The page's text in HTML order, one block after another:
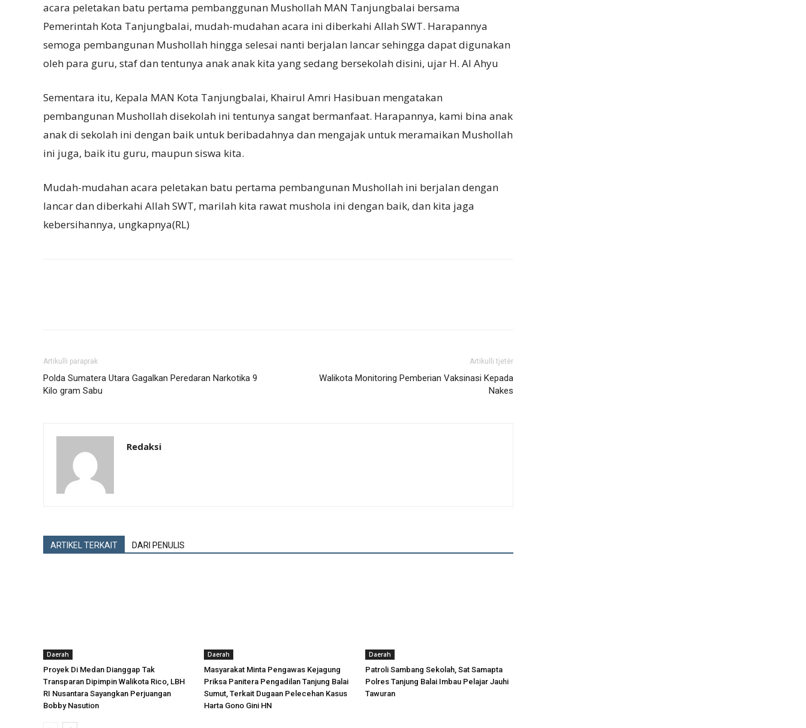
acara peletakan batu pertama pembanggunan Mushollah MAN Tanjungbalai bersama
Pemerintah Kota Tanjungbalai, mudah-mudahan acara ini diberkahi Allah SWT. Harapannya
semoga pembangunan Mushollah hingga selesai nanti berjalan lancar sehingga dapat digunakan
oleh para guru, staf dan tentunya anak anak kita yang sedang bersekolah disini, ujar H. Al Ahyu
Sementara itu, Kepala MAN Kota Tanjungbalai, Khairul Amri Hasibuan mengatakan
pembangunan Mushollah disekolah ini tentunya sangat bermanfaat. Harapannya, kami bina anak
anak di sekolah ini dengan baik untuk beribadahnya dan mengajak untuk meramaikan Mushollah
ini juga, baik itu guru, maupun siswa kita.
Mudah-mudahan acara peletakan batu pertama pembangunan Mushollah ini berjalan dengan
lancar dan diberkahi Allah SWT, marilah kita rawat mushola ini dengan baik, dan kita jaga
kebersihannya, ungkapnya(RL)
Artikulli paraprak
Polda Sumatera Utara Gagalkan Peredaran Narkotika 9
Kilo gram Sabu
Artikulli tjetër
Walikota Monitoring Pemberian Vaksinasi Kepada
Nakes
Redaksi
ARTIKEL TERKAIT DARI PENULIS
Daerah
Proyek Di Medan Dianggap Tak
Transparan Dipimpin Walikota Rico, LBH
RI Nusantara Sayangkan Perjuangan
Bobby Nasution
Daerah
Masyarakat Minta Pengawas Kejagung
Priksa Panitera Pengadilan Tanjung Balai
Sumut, Terkait Dugaan Pelecehan Kasus
Harta Gono Gini HN
Daerah
Patroli Sambang Sekolah, Sat Samapta
Polres Tanjung Balai Imbau Pelajar Jauhi
Tawuran